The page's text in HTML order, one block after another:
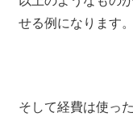
せる例になります。
そして経費は使っ